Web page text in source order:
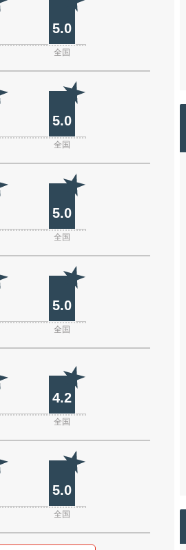
5.0
全国
5.0
全国
5.0
全国
5.0
全国
4.2
全国
5.0
全国